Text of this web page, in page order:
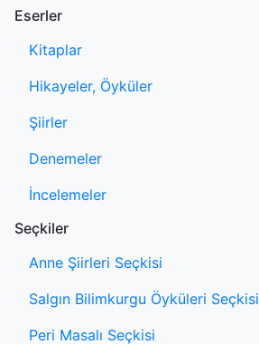
Eserler
Kitaplar
Hikayeler, Öyküler
Şiirler
Denemeler
İncelemeler
Seçkiler
Anne Şiirleri Seçkisi
Salgın Bilimkurgu Öyküleri Seçkisi
Peri Masalı Seçkisi